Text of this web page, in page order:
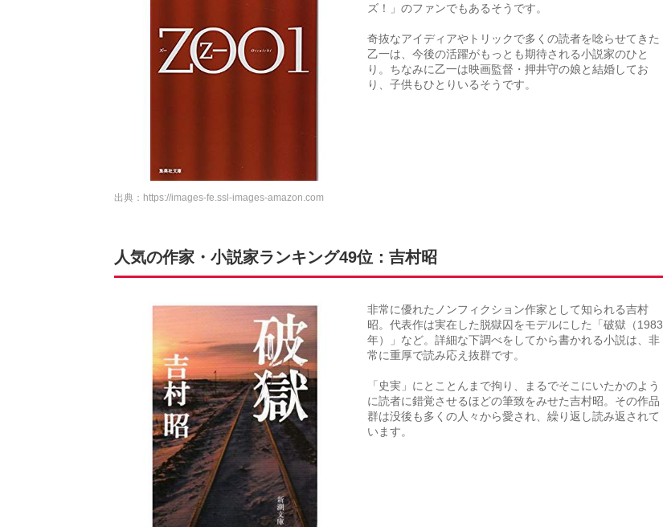
ズ！」のファンでもあるそうです。
奇抜なアイディアやトリックで多くの読者を唸らせてきた
乙一は、今後の活躍がもっとも期待される小説家のひと
り。ちなみに乙一は映画監督・押井守の娘と結婚してお
り、子供もひとりいるそうです。
出典： https://images-fe.ssl-images-amazon.com
人気の作家・小説家ランキング49位：吉村昭
非常に優れたノンフィクション作家として知られる吉村
昭。代表作は実在した脱獄囚をモデルにした「破獄（1983
年）」など。詳細な下調べをしてから書かれる小説は、非
常に重厚で読み応え抜群です。
「史実」にとことんまで拘り、まるでそこにいたかのよう
に読者に錯覚させるほどの筆致をみせた吉村昭。その作品
群は没後も多くの人々から愛され、繰り返し読み返されて
います。